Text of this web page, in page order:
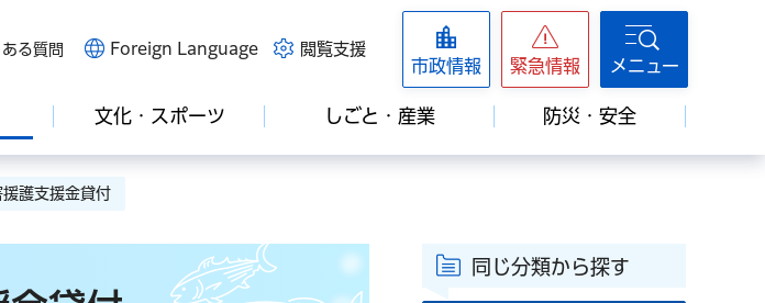
る質問 Foreign Language 閲覧支援
市政情報 緊急情報 メニュー
文化・スポーツ しごと・産業 防災・安全
護支援金貸付
同じ分類から探す